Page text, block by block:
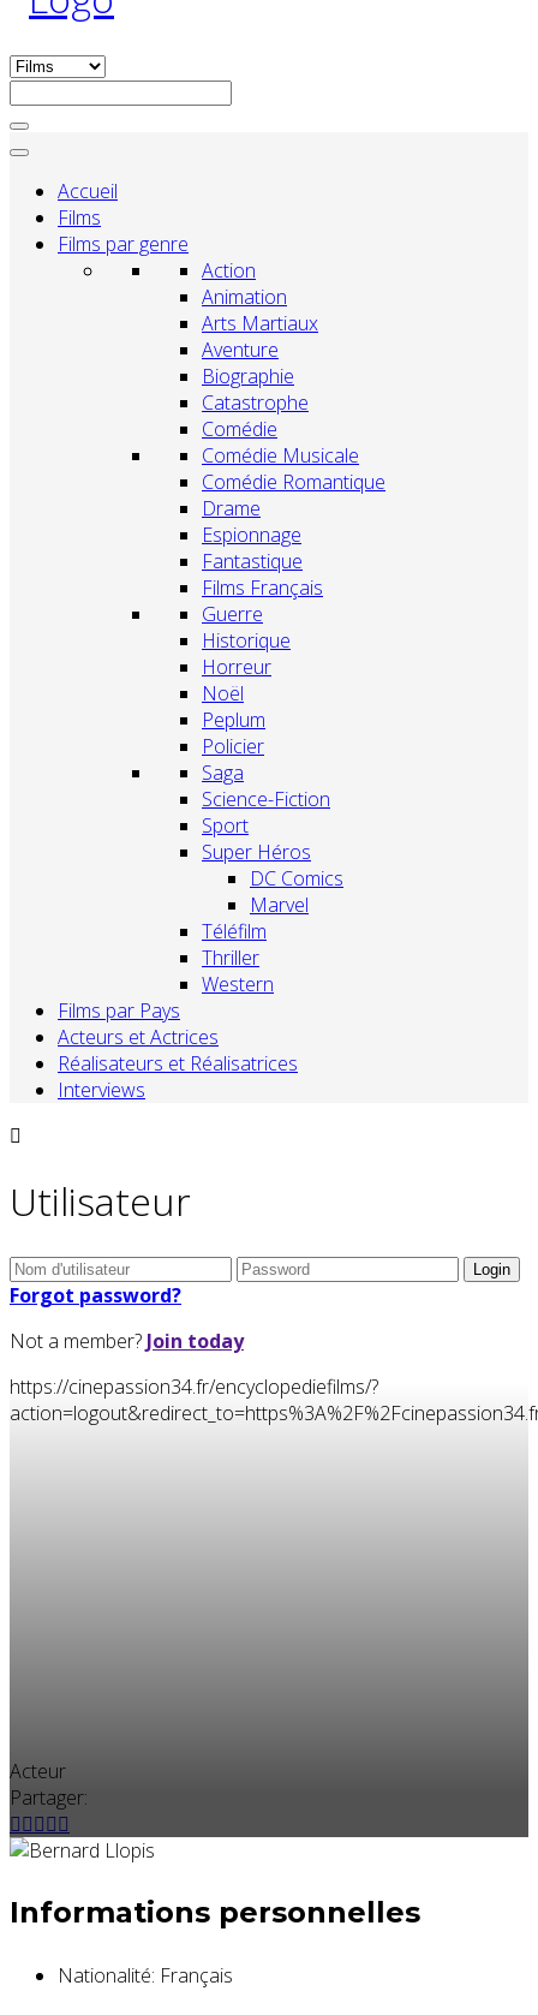
Accueil
Films
Films par genre
Action
Animation
Arts Martiaux
Aventure
Biographie
Catastrophe
Comédie
Comédie Musicale
Comédie Romantique
Drame
Espionnage
Fantastique
Films Français
Guerre
Historique
Horreur
Noël
Peplum
Policier
Saga
Science-Fiction
Sport
Super Héros
DC Comics
Marvel
Téléfilm
Thriller
Western
Films par Pays
Acteurs et Actrices
Réalisateurs et Réalisatrices
Interviews
Utilisateur
Forgot password?
Not a member? Join today
https://cinepassion34.fr/encyclopediefilms/?
Acteur
Partager:
Informations personnelles
Nationalité: Français